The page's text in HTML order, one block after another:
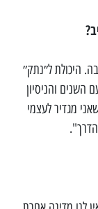
היכולת ל״נתק״
השנים והניסיון
מגדיר לעצמי
הדרך".